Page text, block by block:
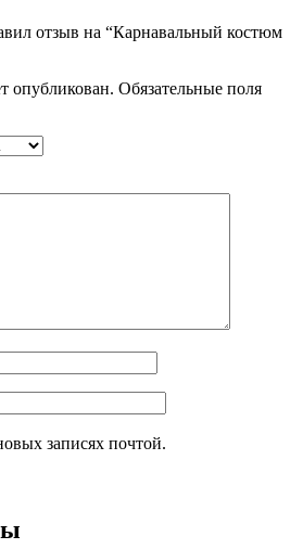
отзыв на “Карнавальный костюм
опубликован. Обязательные поля
записях почтой.